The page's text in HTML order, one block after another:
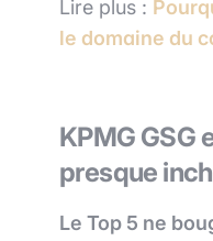
Lire plus :
le domaine du
KPMG GSG
presque
Le Top 5 ne